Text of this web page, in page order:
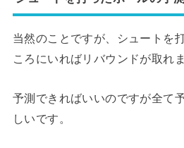
当然のことですが、シュートを
ころにいればリバウンドが取れま
予測できればいいのですが全て
しいです。